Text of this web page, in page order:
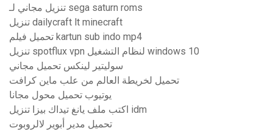
تنزيل مجاني لـ sega saturn roms
تنزيل dailycraft lt minecraft
تحميل فيلم kartun sub indo mp4
تنزيل spotflux vpn لنظام التشغيل windows 10
سوليتير لينكس تحميل مجاني
تحميل لخريطة العالم من علب ماين كرافت
يوتيوب تحميل محول مجانا
اكتب ملف يانغ تيداك بيزا تنزيل idm
تحميل مدير أبوير لالروبوت